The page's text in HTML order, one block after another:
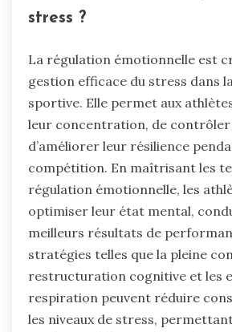
stress ?
La régulation émotionnelle est
gestion efficace du stress dans
sportive. Elle permet aux
leur concentration, de contrôler
d’améliorer leur résilience
compétition. En maîtrisant les
régulation émotionnelle, les
optimiser leur état mental,
meilleurs résultats de
stratégies telles que la pleine
restructuration cognitive et les
respiration peuvent réduire
les niveaux de stress,